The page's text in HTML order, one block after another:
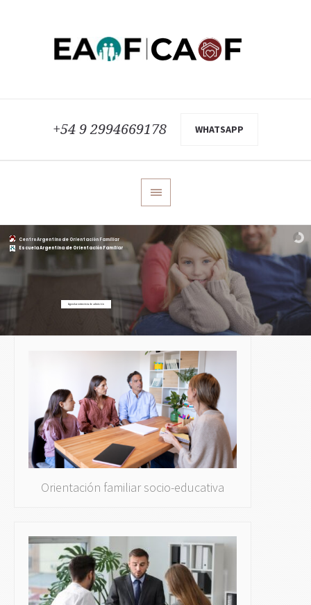
+54 9 2994669178 WHATSAPP
Centro Argentino de Orientación Familiar
Agendar entrevista de admisión
Escuela Argentina de Orientación Familiar
Orientación familiar socio-educativa